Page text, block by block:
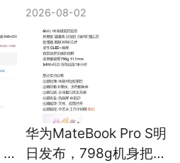
鸿蒙本先把便携做满
2026-08-02
华为MateBook Pro S明
日发布，798g机身把鸿